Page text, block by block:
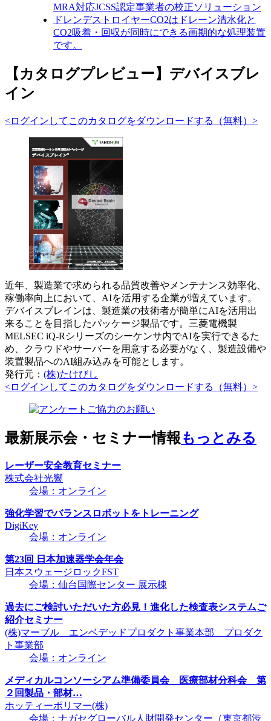
MRA対応JCSS認定事業者の校正ソリューション
ドレンデストロイヤーCO2はドレーン清水化と
CO2吸着・回収が同時にできる画期的な処理装置
です。
【カタログプレビュー】デバイスブレ
イン
<ログインしてこのカタログをダウンロードする（無料）>
近年、製造業で求められる品質改善やメンテナンス効率化、
稼働率向上において、AIを活用する企業が増えています。
デバイスブレインは、製造業の技術者が簡単にAIを活用出
来ることを目指したパッケージ製品です。三菱電機製
MELSEC iQ-Rシリーズのシーケンサ内でAIを実行できるた
め、クラウドやサーバーを用意する必要がなく、製造設備や
装置製品へのAI組み込みを可能とします。
発行元： (株)たけびし
<ログインしてこのカタログをダウンロードする（無料）>
最新展示会・セミナー情報もっとみる
レーザー安全教育セミナー
株式会社光響
会場：オンライン
強化学習でバランスロボットをトレーニング
DigiKey
会場：オンライン
第23回 日本加速器学会年会
日本スウェージロックFST
会場：仙台国際センター 展示棟
過去にご検討いただいた方必見！進化した検査表システムご
紹介セミナー
(株)マーブル エンベデッドプロダクト事業本部 プロダク
ト事業部
会場：オンライン
メディカルコンソーシアム準備委員会 医療部材分科会 第
２回製品・部材…
ホッティーポリマー(株)
会場：ナガセグローバル人財開発センター（東京都渋